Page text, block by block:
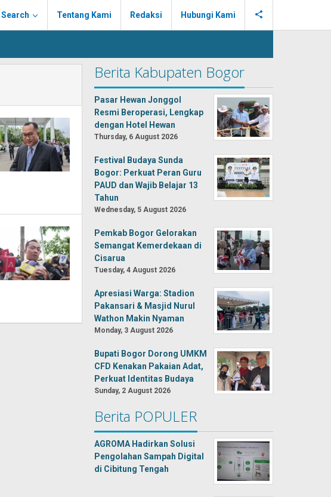
Search Tentang Kami Redaksi Hubungi Kami
Berita Kabupaten Bogor
Pasar Hewan Jonggol
Resmi Beroperasi, Lengkap
dengan Hotel Hewan
Thursday, 6 August 2026
Festival Budaya Sunda
Bogor: Perkuat Peran Guru
PAUD dan Wajib Belajar 13
Tahun
Wednesday, 5 August 2026
Pemkab Bogor Gelorakan
Semangat Kemerdekaan di
Cisarua
Tuesday, 4 August 2026
Apresiasi Warga: Stadion
Pakansari & Masjid Nurul
Wathon Makin Nyaman
Monday, 3 August 2026
Bupati Bogor Dorong UMKM
CFD Kenakan Pakaian Adat,
Perkuat Identitas Budaya
Sunday, 2 August 2026
Berita POPULER
AGROMA Hadirkan Solusi
Pengolahan Sampah Digital
di Cibitung Tengah